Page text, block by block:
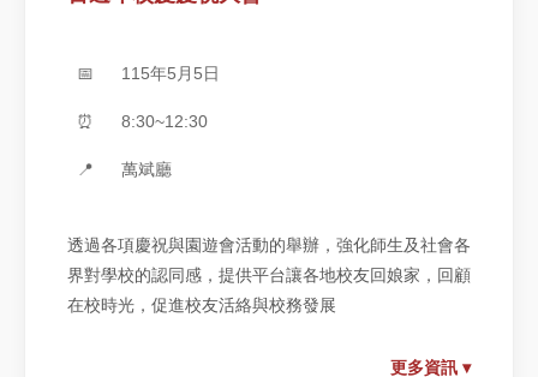
📅 115年5月5日
⏰ 8:30~12:30
📍 萬斌廳
透過各項慶祝與園遊會活動的舉辦，強化師生及社會各
界對學校的認同感，提供平台讓各地校友回娘家，回顧
在校時光，促進校友活絡與校務發展
更多資訊 ▾